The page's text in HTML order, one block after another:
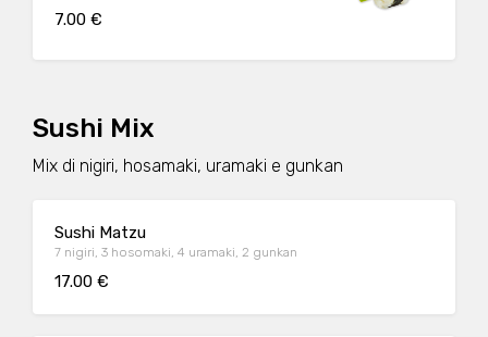
7.00 €
Sushi Mix
Mix di nigiri, hosamaki, uramaki e gunkan
Sushi Matzu
7 nigiri, 3 hosomaki, 4 uramaki, 2 gunkan
17.00 €